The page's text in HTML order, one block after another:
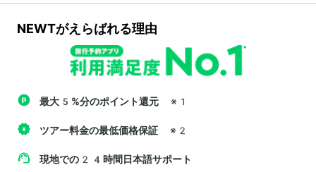
NEWTがえらばれる理由
最大5%分のポイント還元 ※1
ツアー料金の最低価格保証 ※2
現地での24時間日本語サポート